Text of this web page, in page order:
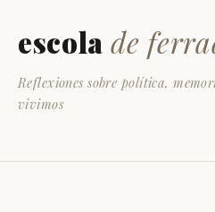
escola de
Reflexiones sobre política,
vivimos